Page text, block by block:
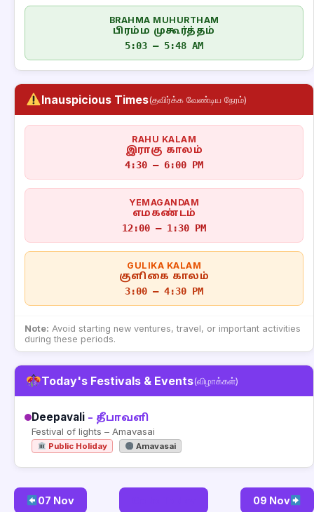
BRAHMA MUHURTHAM
பிரம்ம முகூர்த்தம்
5:03 – 5:48 AM
Inauspicious Times(தவிர்க்க வேண்டிய நேரம்)
RAHU KALAM
இராகு காலம்
4:30 – 6:00 PM
YEMAGANDAM
எமகண்டம்
12:00 – 1:30 PM
GULIKA KALAM
குளிகை காலம்
3:00 – 4:30 PM
Note: Avoid starting new ventures, travel, or important activities
during these periods.
Today's Festivals & Events(விழாக்கள்)
Deepavali – தீபாவளி
Festival of lights – Amavasai
Public Holiday Amavasai
07 Nov 09 Nov